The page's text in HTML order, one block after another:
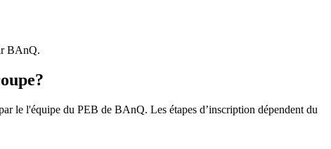
BAnQ.
le l'équipe du PEB de BAnQ. Les étapes d’inscription dépendent du